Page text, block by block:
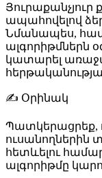
Յուրաքանչյուր
ապահովելով
Նմանապես,
ալգորիթմներն
կատարել
✍️ Օրինակ
Պատկերացրեք,
ուսանողներին
հետևելու
ալգորիթմը